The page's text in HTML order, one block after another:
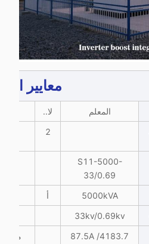
معايير
المعلم
لا..
2
S11-5000-
33/0.69
5000kVA
أ
33kv/0.69kv
87.5A /4183.7